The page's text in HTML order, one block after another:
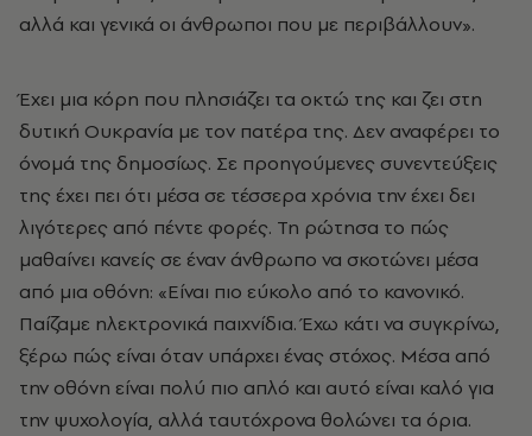
αλλά και γενικά οι άνθρωποι που με περιβάλλουν».
Έχει μια κόρη που πλησιάζει τα οκτώ της και ζει στη
δυτική Ουκρανία με τον πατέρα της. Δεν αναφέρει το
όνομά της δημοσίως. Σε προηγούμενες συνεντεύξεις
της έχει πει ότι μέσα σε τέσσερα χρόνια την έχει δει
λιγότερες από πέντε φορές. Τη ρώτησα το πώς
μαθαίνει κανείς σε έναν άνθρωπο να σκοτώνει μέσα
από μια οθόνη: «Είναι πιο εύκολο από το κανονικό.
Παίζαμε ηλεκτρονικά παιχνίδια. Έχω κάτι να συγκρίνω,
ξέρω πώς είναι όταν υπάρχει ένας στόχος. Μέσα από
την οθόνη είναι πολύ πιο απλό και αυτό είναι καλό για
την ψυχολογία, αλλά ταυτόχρονα θολώνει τα όρια.